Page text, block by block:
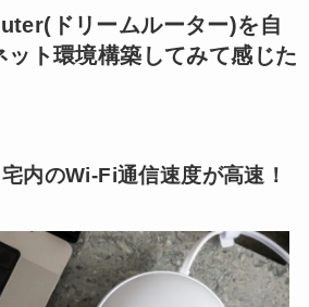
ドリームルーター)を自
ット環境構築してみて感じた
内のWi-Fi通信速度が高速！